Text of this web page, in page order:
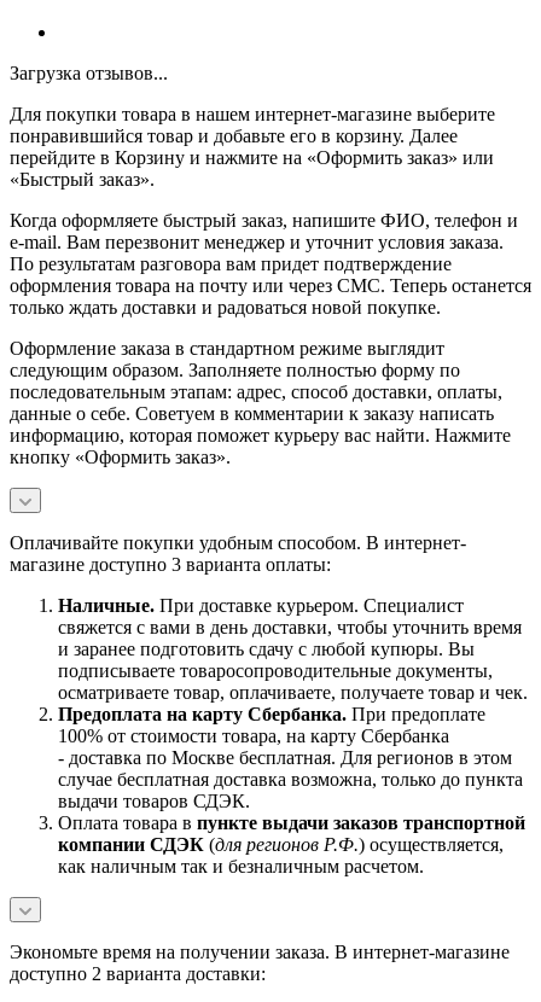
Загрузка отзывов...
Для покупки товара в нашем интернет-магазине выберите
понравившийся товар и добавьте его в корзину. Далее
перейдите в Корзину и нажмите на «Оформить заказ» или
«Быстрый заказ».
Когда оформляете быстрый заказ, напишите ФИО, телефон и
e-mail. Вам перезвонит менеджер и уточнит условия заказа.
По результатам разговора вам придет подтверждение
оформления товара на почту или через СМС. Теперь останется
только ждать доставки и радоваться новой покупке.
Оформление заказа в стандартном режиме выглядит
следующим образом. Заполняете полностью форму по
последовательным этапам: адрес, способ доставки, оплаты,
данные о себе. Советуем в комментарии к заказу написать
информацию, которая поможет курьеру вас найти. Нажмите
кнопку «Оформить заказ».
Оплачивайте покупки удобным способом. В интернет-
магазине доступно 3 варианта оплаты:
Наличные. При доставке курьером. Специалист
свяжется с вами в день доставки, чтобы уточнить время
и заранее подготовить сдачу с любой купюры. Вы
подписываете товаросопроводительные документы,
осматриваете товар, оплачиваете, получаете товар и чек.
Предоплата на карту Сбербанка. При предоплате
100% от стоимости товара, на карту Сбербанка
- доставка по Москве бесплатная. Для регионов в этом
случае бесплатная доставка возможна, только до пункта
выдачи товаров СДЭК.
Оплата товара в пункте выдачи заказов транспортной
компании СДЭК (для регионов Р.Ф.) осуществляется,
как наличным так и безналичным расчетом.
Экономьте время на получении заказа. В интернет-магазине
доступно 2 варианта доставки: